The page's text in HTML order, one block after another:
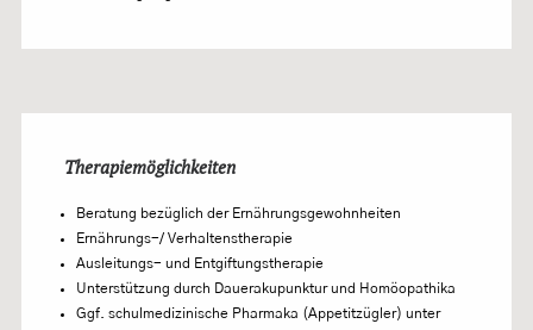
Therapiemöglichkeiten
Beratung bezüglich der Ernährungsgewohnheiten
Ernährungs-/ Verhaltenstherapie
Ausleitungs- und Entgiftungstherapie
Unterstützung durch Dauerakupunktur und Homöopathika
Ggf. schulmedizinische Pharmaka (Appetitzügler) unter